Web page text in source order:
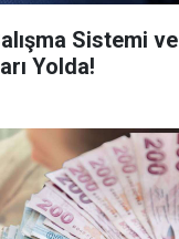
Sistemi ve
Yolda!